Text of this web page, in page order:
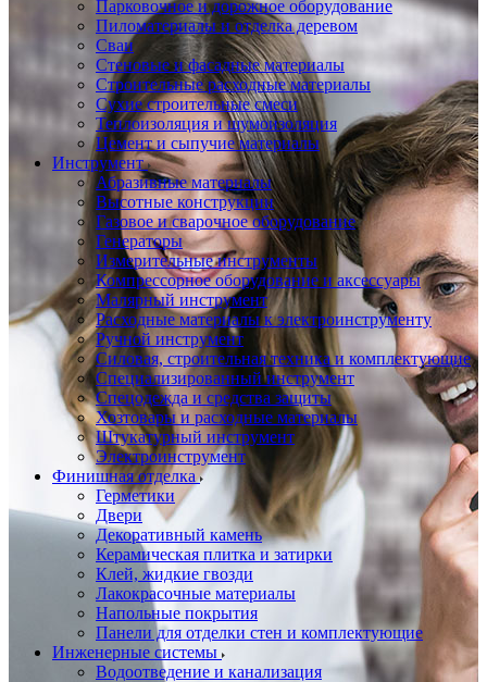
Парковочное и дорожное оборудование
Пиломатериалы и отделка деревом
Сваи
Стеновые и фасадные материалы
Строительные расходные материалы
Сухие строительные смеси
Теплоизоляция и шумоизоляция
Цемент и сыпучие материалы
Инструмент
Абразивные материалы
Высотные конструкции
Газовое и сварочное оборудование
Генераторы
Измерительные инструменты
Компрессорное оборудование и аксессуары
Малярный инструмент
Расходные материалы к электроинструменту
Ручной инструмент
Силовая, строительная техника и комплектующие
Специализированный инструмент
Спецодежда и средства защиты
Хозтовары и расходные материалы
Штукатурный инструмент
Электроинструмент
Финишная отделка
Герметики
Двери
Декоративный камень
Керамическая плитка и затирки
Клей, жидкие гвозди
Лакокрасочные материалы
Напольные покрытия
Панели для отделки стен и комплектующие
Инженерные системы
Водоотведение и канализация